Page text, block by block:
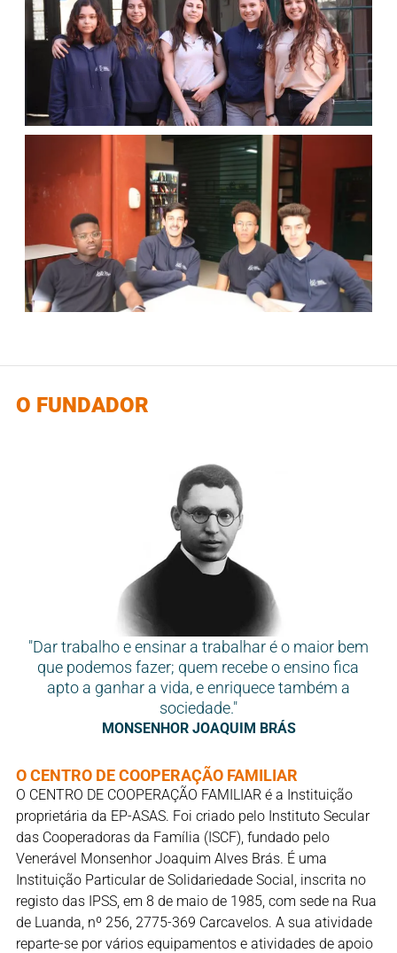
O FUNDADOR
"Dar trabalho e ensinar a trabalhar é o maior bem
que podemos fazer; quem recebe o ensino fica
apto a ganhar a vida, e enriquece também a
sociedade."
MONSENHOR JOAQUIM BRÁS
O CENTRO DE COOPERAÇÃO FAMILIAR
O CENTRO DE COOPERAÇÃO FAMILIAR é a Instituição
proprietária da EP-ASAS. Foi criado pelo Instituto Secular
das Cooperadoras da Família (ISCF), fundado pelo
Venerável Monsenhor Joaquim Alves Brás. É uma
Instituição Particular de Solidariedade Social, inscrita no
registo das IPSS, em 8 de maio de 1985, com sede na Rua
de Luanda, nº 256, 2775-369 Carcavelos. A sua atividade
reparte-se por vários equipamentos e atividades de apoio